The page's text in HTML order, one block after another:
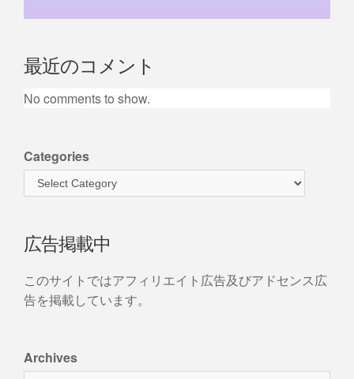
最近のコメント
No comments to show.
Categories
広告掲載中
このサイトではアフィリエイト広告及びアドセンス広
告を掲載しています。
Archives